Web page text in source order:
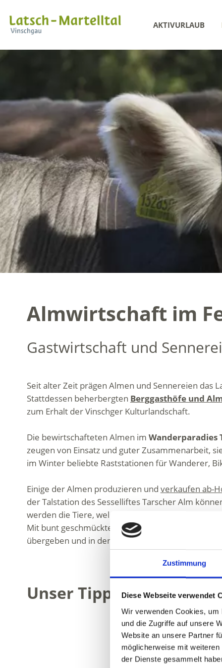
Zustimmung
Diese Webseite verwendet
Wir verwenden Cookies,
und die Zugriffe auf unsere
Website an unsere Partner
möglicherweise mit
der Dienste gesammelt
AKTIVURLAUB
Almwirtschaft im
Gastwirtschaft und
Seit alter Zeit prägen Almen und Sennereien das
Stattdessen beherbergten Berggasthöfe und
zum Erhalt der Vinschger Kulturlandschaft.
Die bewirtschafteten Almen im Wanderparadies
zeugen von Einsatz und guter Zusammenarbeit,
im Winter beliebte Raststationen für Wanderer,
Einige der Almen produzieren und verkaufen ab-
der Talstation des Sesselliftes Tarscher Alm
werden die Tiere, welche den Sommer über auf
Mit bunt geschmückten
Kopfbedeckungen und
übergeben und in den heimischen Stall
Unser Tipp